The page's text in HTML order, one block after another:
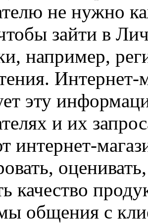
не нужно
зайти в
например,
эту
и их
интернет-
качество
общения с